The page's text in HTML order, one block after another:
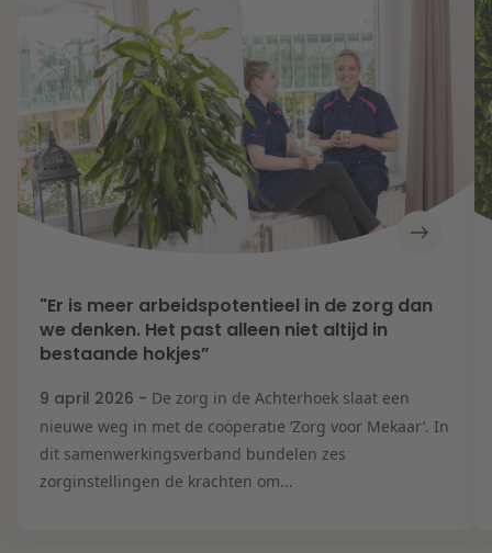
"Er is meer arbeidspotentieel in de zorg dan
we denken. Het past alleen niet altijd in
bestaande hokjes”
9 april 2026 - De zorg in de Achterhoek slaat een
nieuwe weg in met de coöperatie ‘Zorg voor Mekaar’. In
dit samenwerkingsverband bundelen zes
zorginstellingen de krachten om...